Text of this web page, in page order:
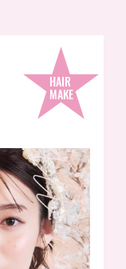
HAIR
MAKE